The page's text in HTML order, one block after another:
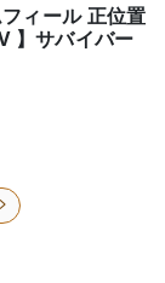
ィール 正位置
】サバイバー
